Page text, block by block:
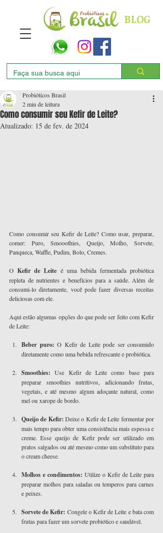
BLOG
Como consumir seu Kefir de Leite?
Probióticos Brasil
2 min de leitura
Atualizado: 15 de fev. de 2024
Como consumir seu Kefir de Leite? Como usar, preparar,
comer: Puro, Smooothies, Queijo, Molho, Sorvete,
Panqueca, Waffle, Pudim, Bolo, Cremes.
O Kefir de Leite é uma bebida fermentada probiótica
repleta de nutrientes e benefícios para a saúde. Além de
consumi-lo diretamente, você pode fazer diversas receitas
deliciosas com ele.
Aqui estão algumas opções do que pode ser feito com Kefir
de Leite:
Beber puro: O Kefir de Leite pode ser consumido
diretamente como uma bebida refrescante e probiótica.
Smoothies: Use Kefir de Leite como base para
preparar smoothies nutritivos, adicionando frutas,
vegetais, e até mesmo algum adoçante natural, como
mel ou xarope de bordo.
Queijo de Kefir: Deixe o Kefir de Leite fermentar por
mais tempo para obter uma consistência mais espessa e
creme. Esse queijo de Kefir pode ser utilizado em
pratos salgados ou até mesmo como um substituto para
o cream cheese.
Molhos e condimentos: Utilize o Kefir de Leite para
preparar molhos para saladas ou temperos para carnes
e peixes.
Sorvete de Kefir: Congele o Kefir de Leite e bata com
frutas para fazer um sorvete probiótico e saudável.